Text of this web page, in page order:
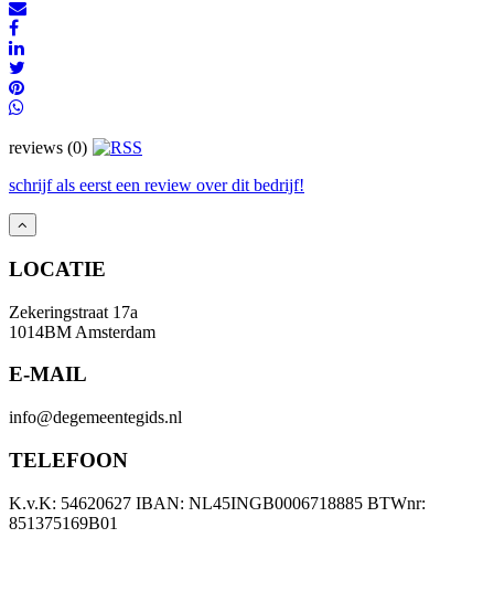
reviews (0)
schrijf als eerst een review over dit bedrijf!
LOCATIE
Zekeringstraat 17a
1014BM Amsterdam
E-MAIL
info@degemeentegids.nl
TELEFOON
K.v.K: 54620627 IBAN: NL45INGB0006718885 BTWnr:
851375169B01